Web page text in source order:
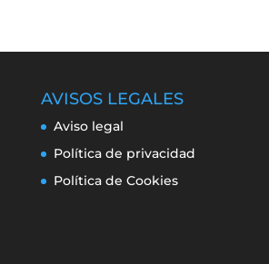
AVISOS LEGALES
Aviso legal
Política de privacidad
Política de Cookies